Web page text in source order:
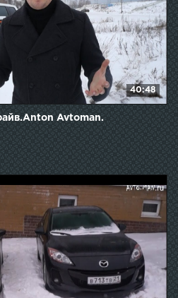
40:48
Avtoman.